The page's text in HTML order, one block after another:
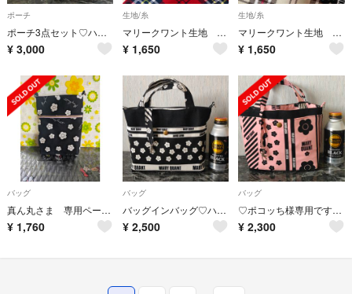
ポーチ
ポーチ3点セット♡ハンドメイド
¥ 3,000
生地/糸
マリークワント生地 MARYQUANT タータンチェック 花柄 50㎝2枚 a
¥ 1,650
生地/糸
マリークワント生地 MARYQUANT タータンチェック 花柄 1M ベージュ
¥ 1,650
バッグ
真ん丸さま 専用ページ マリークワント ポシェット
¥ 1,760
バッグ
バッグインバッグ♡ハンドメイド
¥ 2,500
バッグ
♡ポコッち様専用です♡バッグインバッグ♡ハンドメイド
¥ 2,300